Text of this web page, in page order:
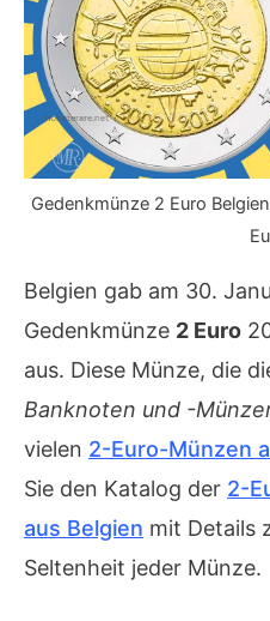
Gedenkmünze 2 Euro
Belgien gab am 30.
Gedenkmünze 2 Euro
aus. Diese Münze, die
Banknoten und -
vielen 2-Euro-Münzen
Sie den Katalog der 2-
aus Belgien mit Details
Seltenheit jeder Münze.